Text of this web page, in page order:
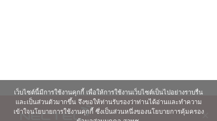
เว็บไซต์นี้มีการใช้งานคุกกี้ เพื่อให้การใช้งานเว็บไซต์เป็นไปอย่างราบรื่น
และเป็นส่วนตัวมากขึ้น จึงขอให้ท่านรับรองว่าท่านได้อ่านและทำความ
เข้าใจนโยบายการใช้งานคุกกี้ ซึ่งเป็นส่วนหนึ่งของนโยบายการคุ้มครอง